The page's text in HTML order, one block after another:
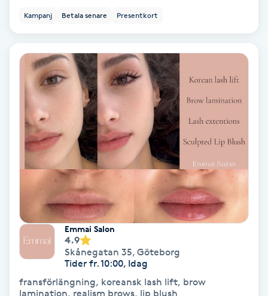
Power Yoga
PRP (Platelet Rich Plasma)
PRX-T33
Psoriasis
Radiofrekvens
Rakning
Kampanj Betala senare Presentkort
Emmai Salon
4.9
Skånegatan 35, Göteborg
Tider fr. 10:00, Idag
fransförlängning, koreansk lash lift, brow
lamination, realism brows, lip blush